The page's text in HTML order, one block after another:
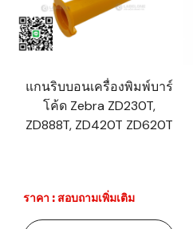
แกนริบบอนเครื่องพิมพ์บาร์
โค้ด Zebra ZD230T,
ZD888T, ZD420T ZD620T
ราคา : สอบถามเพิ่มเติม